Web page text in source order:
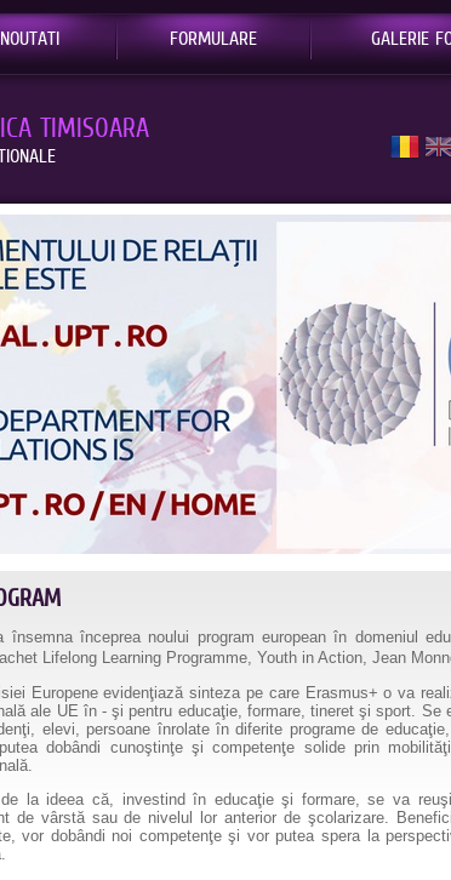
NOUTATI FORMULARE GALERIE
TIMISOARA
însemna începrea noului program european în domeniul
Lifelong Learning Programme, Youth in Action, Jean
Europene evidenţiază sinteza pe care Erasmus+ o va
ale UE în - şi pentru educaţie, formare, tineret şi sport.
elevi, persoane înrolate în diferite programe de
dobândi cunoştinţe şi competenţe solide prin
la ideea că, investind în educaţie şi formare, se va
de vârstă sau de nivelul lor anterior de şcolarizare.
vor dobândi noi competenţe şi vor putea spera la